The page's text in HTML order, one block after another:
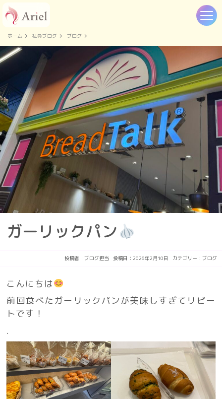
ホーム 社員ブログ ブログ
ガーリックパン
投稿者： ブログ担当 投稿日：2026年2月10日 カテゴリー： ブログ
こんにちは
前回食べたガーリックパンが美味しすぎてリピー
トです！
.